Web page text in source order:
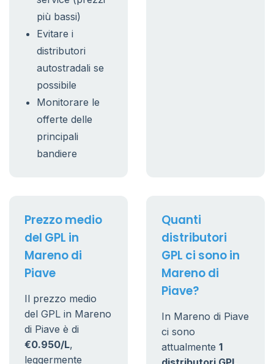
più bassi)
Evitare i
distributori
autostradali se
possibile
Monitorare le
offerte delle
principali
bandiere
Prezzo medio
del GPL in
Mareno di
Piave
Il prezzo medio
del GPL in Mareno
di Piave è di
€0.950/L,
leggermente
Quanti
distributori
GPL ci sono in
Mareno di
Piave?
In Mareno di Piave
ci sono
attualmente 1